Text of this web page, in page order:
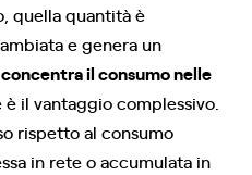
quella quantità è
e genera un
concentra il consumo nelle
è il vantaggio complessivo.
rispetto al consumo
in rete o accumulata in